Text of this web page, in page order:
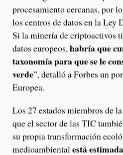
procesamiento cercanas, por
los centros de datos en la Ley
Si la minería de criptoactivos
datos europeos,habría que
taxonomía para que se le
verde”, detalló a Forbes un
Europea.
Los 27 estados miembros de
que el sector de las TIC
su propia transformación
medioambientalestá